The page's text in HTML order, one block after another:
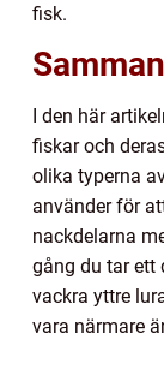
fisk.
I den här
fiskar och
olika typerna
använder för
nackdelarna
gång du tar ett
vackra yttre
vara närmare